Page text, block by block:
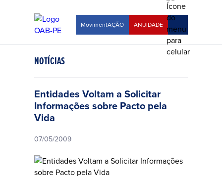
MovimentAÇÃO ANUIDADE
NOTÍCIAS
Entidades Voltam a Solicitar
Informações sobre Pacto pela
Vida
07/05/2009